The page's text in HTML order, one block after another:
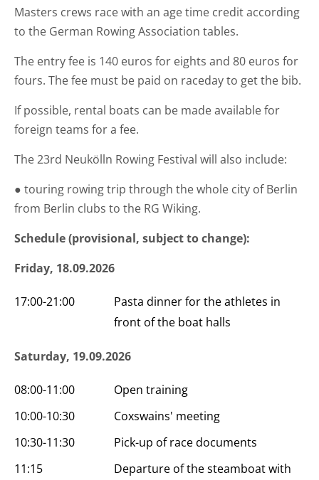
Masters crews race with an age time credit according
to the German Rowing Association tables.
The entry fee is 140 euros for eights and 80 euros for
fours. The fee must be paid on raceday to get the bib.
If possible, rental boats can be made available for
foreign teams for a fee.
The 23rd Neukölln Rowing Festival will also include:
● touring rowing trip through the whole city of Berlin
from Berlin clubs to the RG Wiking.
Schedule (provisional, subject to change):
Friday, 18.09.2026
17:00-21:00
Pasta dinner for the athletes in
front of the boat halls
Saturday, 19.09.2026
08:00-11:00
Open training
10:00-10:30
Coxswains' meeting
10:30-11:30
Pick-up of race documents
11:15
Departure of the steamboat with